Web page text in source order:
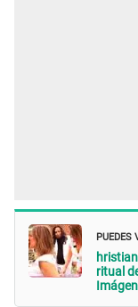
PUEDES
ritual